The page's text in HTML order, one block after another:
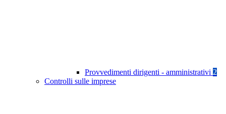
Provvedimenti dirigenti - amministrativi 2
Controlli sulle imprese